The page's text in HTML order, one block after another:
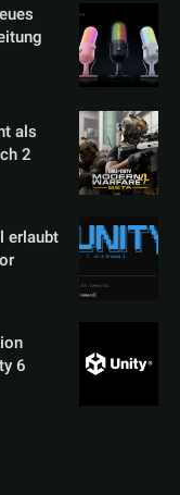
als
2
erlaubt
6